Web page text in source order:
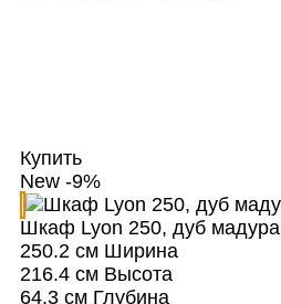
Купить
New -9%
Шкаф Lyon 250, дуб мадура
250.2 смШирина
216.4 смВысота
64.3 смГлубина